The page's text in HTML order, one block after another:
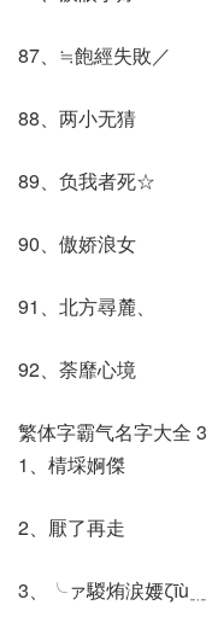
87、≒飽經失敗／
88、两小无猜
89、负我者死☆
90、傲娇浪女
91、北方尋麓、
92、荼靡心境
繁体字霸气名字大全 3
1、棈埰婀傑
2、厭了再走
3、╰ァ騣烠涙婹ζīù﹎